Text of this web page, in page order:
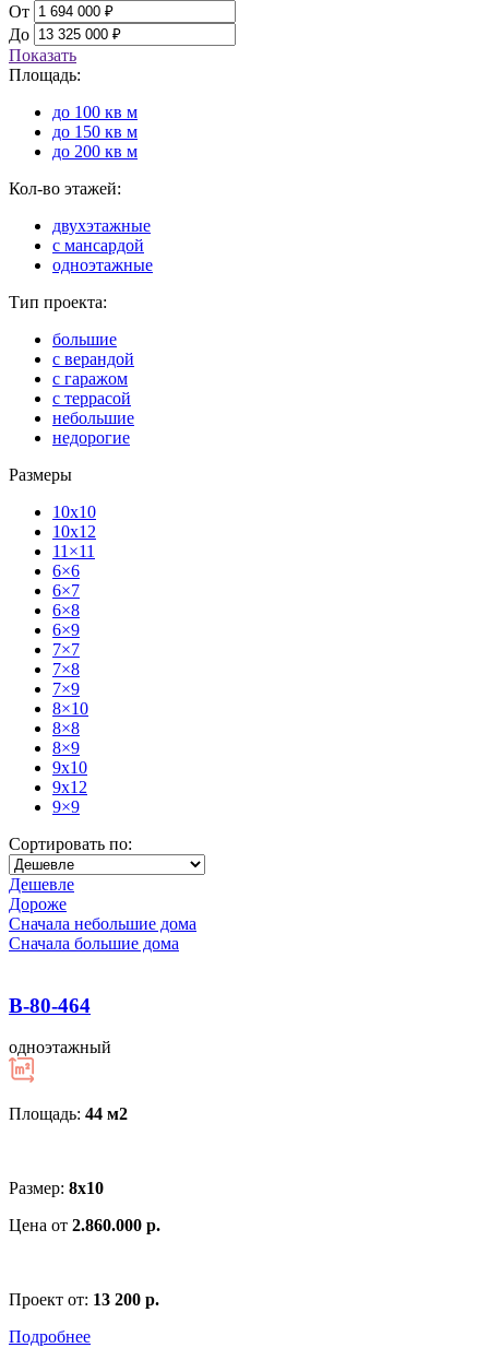
От
До
Показать
Площадь:
до 100 кв м
до 150 кв м
до 200 кв м
Кол-во этажей:
двухэтажные
с мансардой
одноэтажные
Тип проекта:
большие
с верандой
с гаражом
с террасой
небольшие
недорогие
Размеры
10x10
10x12
11×11
6×6
6×7
6×8
6×9
7×7
7×8
7×9
8×10
8×8
8×9
9x10
9x12
9×9
Сортировать по:
Дешевле
Дороже
Сначала небольшие дома
Сначала большие дома
В-80-464
одноэтажный
Площадь: 44 м2
Размер: 8х10
Цена от 2.860.000 р.
Проект от: 13 200 р.
Подробнее